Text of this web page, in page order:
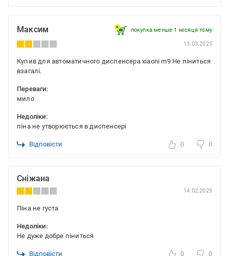
Максим покупка менше 1 місяця томy
13.03.2025
Купив для автоматичного диспенсера xiaoni m9 Не піниться
взагалі.
Переваги:
мило
Недоліки:
піна не утворюється в диспенсері
Відповісти 0 0
Сніжана
14.02.2025
Піна не густа
Недоліки:
Не дуже добре піниться
Відповісти 0 0